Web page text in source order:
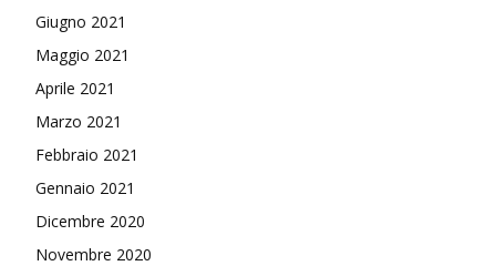
Giugno 2021
Maggio 2021
Aprile 2021
Marzo 2021
Febbraio 2021
Gennaio 2021
Dicembre 2020
Novembre 2020